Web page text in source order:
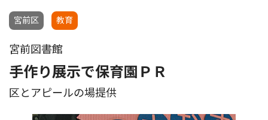
宮前区 教育
宮前図書館
手作り展示で保育園ＰＲ
区とアピールの場提供